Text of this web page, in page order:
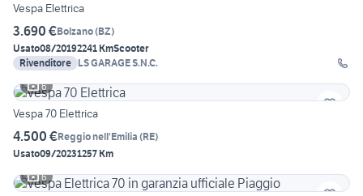
Vespa Elettrica
3.690 €Bolzano(BZ)
Usato08/20192241 KmScooter
Rivenditore LS GARAGE S.N.C.
6
Vespa 70 Elettrica
4.500 €Reggio nell'Emilia (RE)
Usato09/20231257 Km
6